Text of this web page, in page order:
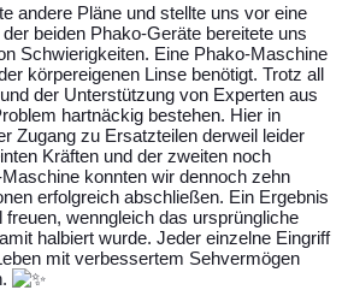
andere Pläne und stellte uns vor eine
beiden Phako-Geräte bereitete uns
Schwierigkeiten. Eine Phako-Maschine
körpereigenen Linse benötigt. Trotz all
der Unterstützung von Experten aus
hartnäckig bestehen. Hier in
Zugang zu Ersatzteilen derweil leider
Kräften und der zweiten noch
konnten wir dennoch zehn
erfolgreich abschließen. Ein Ergebnis
wenngleich das ursprüngliche
halbiert wurde. Jeder einzelne Eingriff
mit verbessertem Sehvermögen